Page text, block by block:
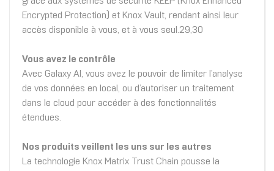
Encrypted Protection) et Knox Vault, rendant ainsi leur
accès disponible à vous, et à vous seul.29,30
Vous avez le contrôle
Avec Galaxy AI, vous avez le pouvoir de limiter l’analyse
de vos données en local, ou d’autoriser un traitement
dans le cloud pour accéder à des fonctionnalités
étendues.
Nos produits veillent les uns sur les autres
La technologie Knox Matrix Trust Chain pousse la